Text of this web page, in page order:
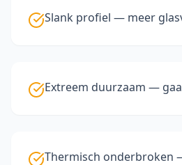
Slank profiel — meer
Extreem duurzaam —
Thermisch onderbroken